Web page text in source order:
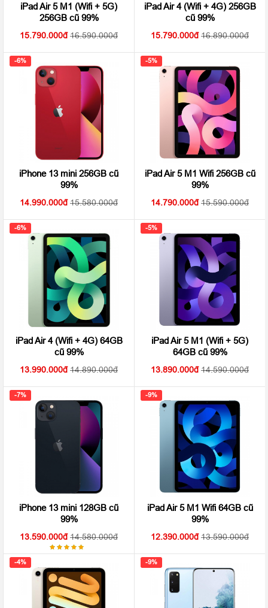
iPad Air 5 M1 (Wifi + 5G)
256GB cũ 99%
15.790.000 16.590.000
iPad Air 4 (Wifi + 4G) 256GB
cũ 99%
15.790.000 16.890.000
-6%
iPhone 13 mini 256GB cũ
99%
14.990.000 15.580.000
-5%
iPad Air 5 M1 Wifi 256GB cũ
99%
14.790.000 15.590.000
-6%
iPad Air 4 (Wifi + 4G) 64GB
cũ 99%
13.990.000 14.890.000
-5%
iPad Air 5 M1 (Wifi + 5G)
64GB cũ 99%
13.890.000 14.590.000
-7%
iPhone 13 mini 128GB cũ
99%
13.590.000 14.580.000
Được
5.00
sao
-9%
iPad Air 5 M1 Wifi 64GB cũ
99%
12.390.000 13.590.000
-4% -9%